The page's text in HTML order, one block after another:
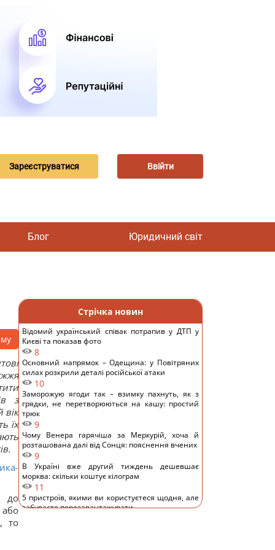
Зареєструватися Ввійти
Блог Юридичний світ
з
вік
їх
до
то
Стрічка новин
Відомий український співак потрапив у ДТП у
Києві та показав фото
8
Основний напрямок – Одещина: у Повітряних
силах розкрили деталі російської атаки
10
Заморожую ягоди так – взимку пахнуть, як з
грядки, не перетворюються на кашу: простий
трюк
9
Чому Венера гарячіша за Меркурій, хоча й
розташована далі від Сонця: пояснення вчених
9
В Україні вже другий тиждень дешевшає
морква: скільки коштує кілограм
11
5 пристроїв, якими ви користуєтеся щодня, але
забуваєте перезавантажувати